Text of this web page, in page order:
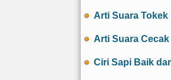
Arti Suara Tokek
Arti Suara Cecak
Ciri Sapi Baik